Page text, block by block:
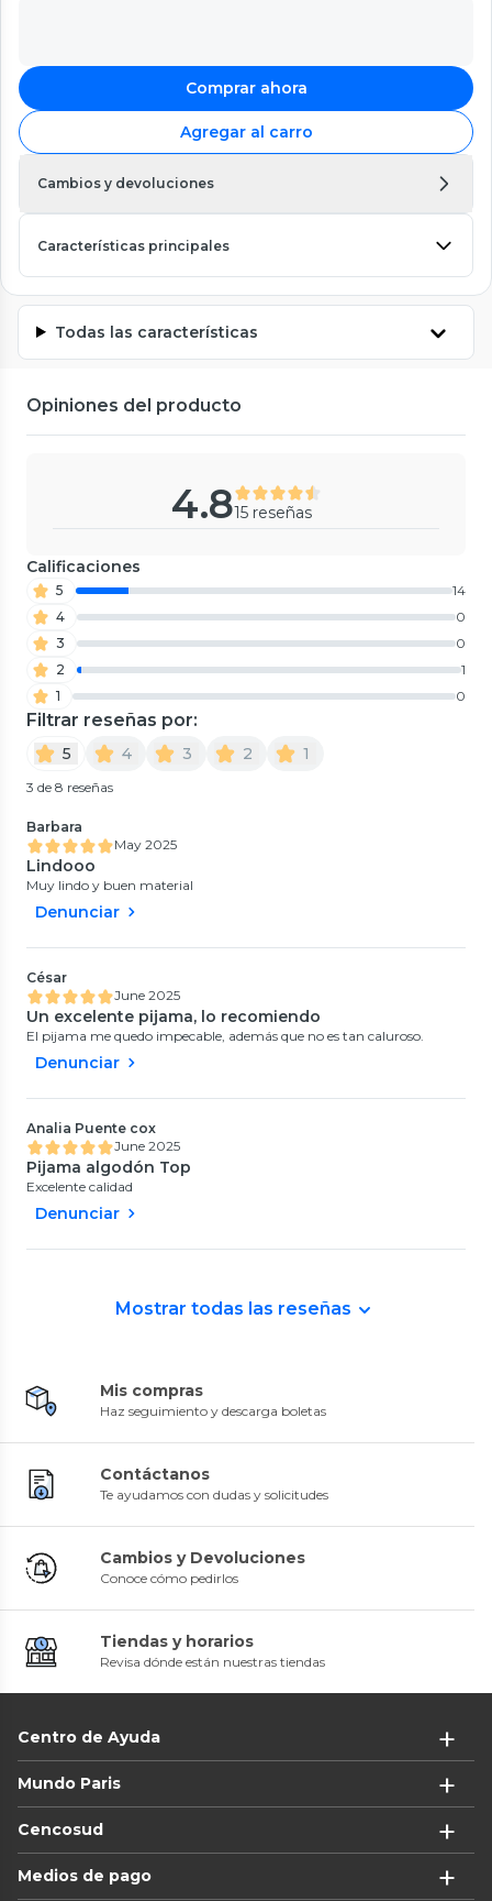
Comprar ahora
Agregar al carro
Cambios y devoluciones
Características principales
Todas las características
Opiniones del producto
4.815 reseñas
Calificaciones
5
14
4
0
3
0
2
1
1
0
Filtrar reseñas por:
5 4 3 2 1
3 de 8 reseñas
Barbara
May 2025
Lindooo
Muy lindo y buen material
Denunciar
César
June 2025
Un excelente pijama, lo recomiendo
El pijama me quedo impecable, además que no es tan caluroso.
Denunciar
Analia Puente cox
June 2025
Pijama algodón Top
Excelente calidad
Denunciar
Mostrar todas las reseñas
Mis compras
Haz seguimiento y descarga boletas
Contáctanos
Te ayudamos con dudas y solicitudes
Cambios y Devoluciones
Conoce cómo pedirlos
Tiendas y horarios
Revisa dónde están nuestras tiendas
Centro de Ayuda
Mundo Paris
Cencosud
Medios de pago